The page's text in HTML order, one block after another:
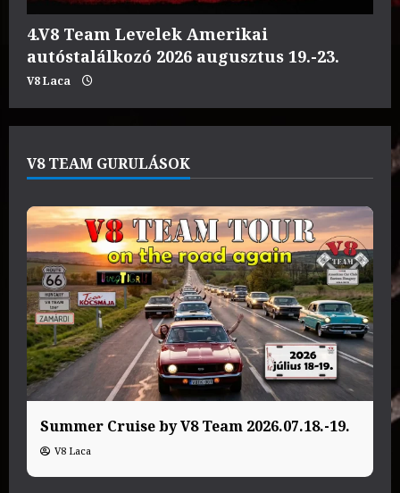
4.V8 Team Levelek Amerikai
autóstalálkozó 2026 augusztus 19.-23.
V8 Laca
V8 TEAM GURULÁSOK
Summer Cruise by V8 Team 2026.07.18.-19.
V8 Laca